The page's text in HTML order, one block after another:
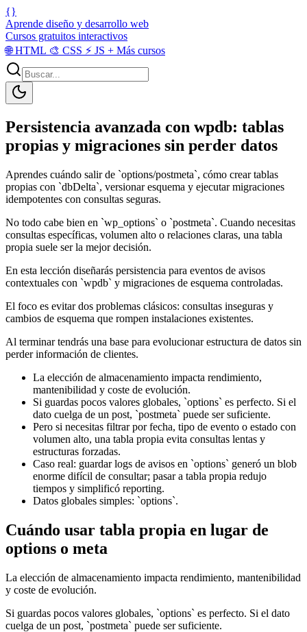
{}
Aprende diseño y desarrollo web
Cursos gratuitos interactivos
🌐HTML 🎨 CSS ⚡ JS + Más cursos
Persistencia avanzada con wpdb: tablas
propias y migraciones sin perder datos
Aprendes cuándo salir de `options/postmeta`, cómo crear tablas
propias con `dbDelta`, versionar esquema y ejecutar migraciones
idempotentes con consultas seguras.
No todo cabe bien en `wp_options` o `postmeta`. Cuando necesitas
consultas específicas, volumen alto o relaciones claras, una tabla
propia suele ser la mejor decisión.
En esta lección diseñarás persistencia para eventos de avisos
contextuales con `wpdb` y migraciones de esquema controladas.
El foco es evitar dos problemas clásicos: consultas inseguras y
cambios de esquema que rompen instalaciones existentes.
Al terminar tendrás una base para evolucionar estructura de datos sin
perder información de clientes.
La elección de almacenamiento impacta rendimiento,
mantenibilidad y coste de evolución.
Si guardas pocos valores globales, `options` es perfecto. Si el
dato cuelga de un post, `postmeta` puede ser suficiente.
Pero si necesitas filtrar por fecha, tipo de evento o estado con
volumen alto, una tabla propia evita consultas lentas y
estructuras forzadas.
Caso real: guardar logs de avisos en `options` generó un blob
enorme difícil de consultar; pasar a tabla propia redujo
tiempos y simplificó reporting.
Datos globales simples: `options`.
Cuándo usar tabla propia en lugar de
options o meta
La elección de almacenamiento impacta rendimiento, mantenibilidad
y coste de evolución.
Si guardas pocos valores globales, `options` es perfecto. Si el dato
cuelga de un post, `postmeta` puede ser suficiente.